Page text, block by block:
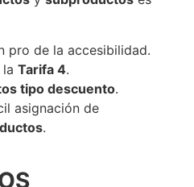
pro de la accesibilidad.
Tarifa 4.
tipo descuento.
asignación de
.